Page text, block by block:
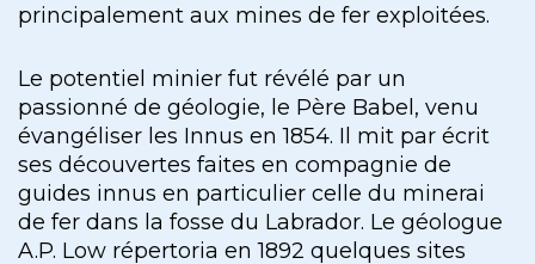
principalement aux mines de fer exploitées.
Le potentiel minier fut révélé par un
passionné de géologie, le Père Babel, venu
évangéliser les Innus en 1854. Il mit par écrit
ses découvertes faites en compagnie de
guides innus en particulier celle du minerai
de fer dans la fosse du Labrador. Le géologue
A.P. Low répertoria en 1892 quelques sites